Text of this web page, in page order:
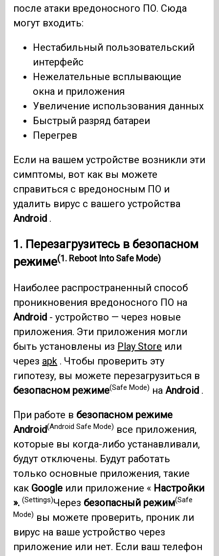
после атаки вредоносного ПО. Сюда
могут входить:
Нестабильный пользовательский
интерфейс
Нежелательные всплывающие
окна и приложения
Увеличение использования данных
Быстрый разряд батареи
Перегрев
Если на вашем устройстве возникли эти
симптомы, вот как вы можете
справиться с вредоносным ПО и
удалить вирус с вашего устройства
Android .
1. Перезагрузитесь в безопасном
режиме(1. Reboot Into Safe Mode)
Наиболее распространенный способ
проникновения вредоносного ПО на
Android - устройство — через новые
приложения. Эти приложения могли
быть установлены из Play Store или
через apk . Чтобы проверить эту
гипотезу, вы можете перезагрузиться в
безопасном режиме(Safe Mode) на Android .
При работе в безопасном режиме
Android(Android Safe Mode) все приложения,
которые вы когда-либо устанавливали,
будут отключены. Будут работать
только основные приложения, такие
как Google или приложение « Настройки
».(Settings)Через безопасный режим(Safe
Mode) вы можете проверить, проник ли
вирус на ваше устройство через
приложение или нет. Если ваш телефон